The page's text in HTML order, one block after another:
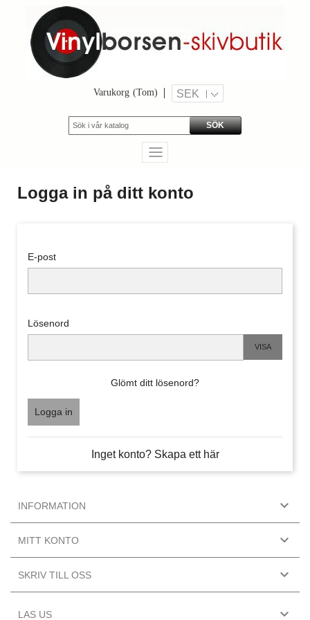
Varukorg (Tom) SEK
SÖK
Logga in på ditt konto
E-post
Lösenord
VISA
Glömt ditt lösenord?
Logga in
Inget konto? Skapa ett här
INFORMATION 
MITT KONTO 
SKRIV TILL OSS 
LAS US 